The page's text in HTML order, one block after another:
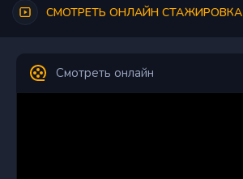
СМОТРЕТЬ ОНЛАЙН СТАЖИРОВКА
Смотреть онлайн